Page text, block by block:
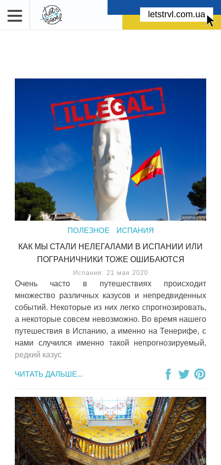
letstrvl.com.ua
ПОЛЕЗНОЕ
ИСПАНИЯ
КАК МЫ СТАЛИ НЕЛЕГАЛАМИ В ИСПАНИИ ИЛИ
ПОГРАНИЧНИКИ ТОЖЕ ОШИБАЮТСЯ
Испания: 21 мая 2020
Очень часто в путешествиях происходит
множество различных казусов и непредвиденных
событий. Некоторые из них легко спрогнозировать,
а некоторые совсем невозможно. Во время нашего
путешествия в Испанию, а именно на Тенерифе, с
нами случился именно такой непрогнозируемый,
редкий казус
ЧИТАТЬ ДАЛЬШЕ...